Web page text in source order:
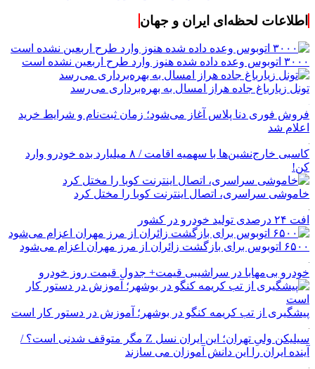
اطلاعات لحظه‌ای ایران و جهان
۳۰۰۰ اتوبوس وعده داده شده هنوز وارد طرح اربعین نشده است
تونل زیارباغ جاده هراز امسال به بهره‌برداری می‌رسد
فروش فوری دنا پلاس آغاز می‌شود؛ زمان ثبت‌نام و شرایط خرید
اعلام شد
کاسبی خارج‌نشین‌ها با سهمیه اقامت / ۸ میلیارد بده خودرو وارد
کن!
خاموشی سراسری، اتصال اینترنت کوبا را مختل کرد
افت ۲۴ درصدی تولید خودرو در کشور
۶۵۰۰ اتوبوس برای بازگشت زائران از مرز مهران اعزام می‌شود
خودرو بی‌مهابا در سراشیبی قیمت+ جدول قیمت روز خودرو
پیشگیری از تب کریمه کنگو در بوشهر؛ آموزش در دستور کار است
سیلیکن ولیِ تهران؛ این ایران نسل Z مگر متوقف شدنی است؟ /
آینده ایران را این دانش آموزان می سازند